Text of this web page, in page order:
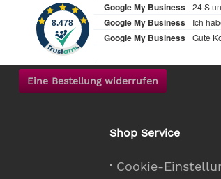
Eine Bestellung widerrufen
Shop Service
Cookie-